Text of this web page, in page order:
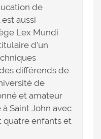
de
est aussi
Lex Mundi
d’un
différends de
de
et amateur
Saint John avec
quatre enfants et